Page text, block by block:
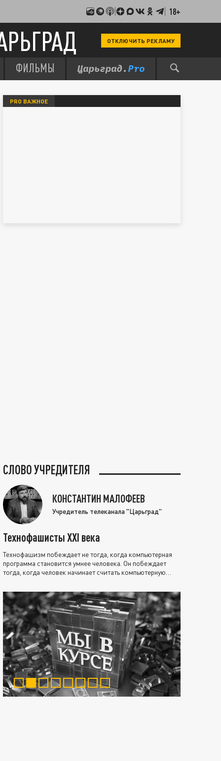
18+
ОТКЛЮЧИТЬ РЕКЛАМУ
ФИЛЬМЫ
PRO ВАЖНОЕ
СЛОВО УЧРЕДИТЕЛЯ
КОНСТАНТИН МАЛОФЕЕВ
Учредитель телеканала "Царьград"
Технофашисты XXI века
Технофашизм побеждает не тогда, когда компьютерная
программа становится умнее человека. Он побеждает
тогда, когда человек начинает считать компьютерную